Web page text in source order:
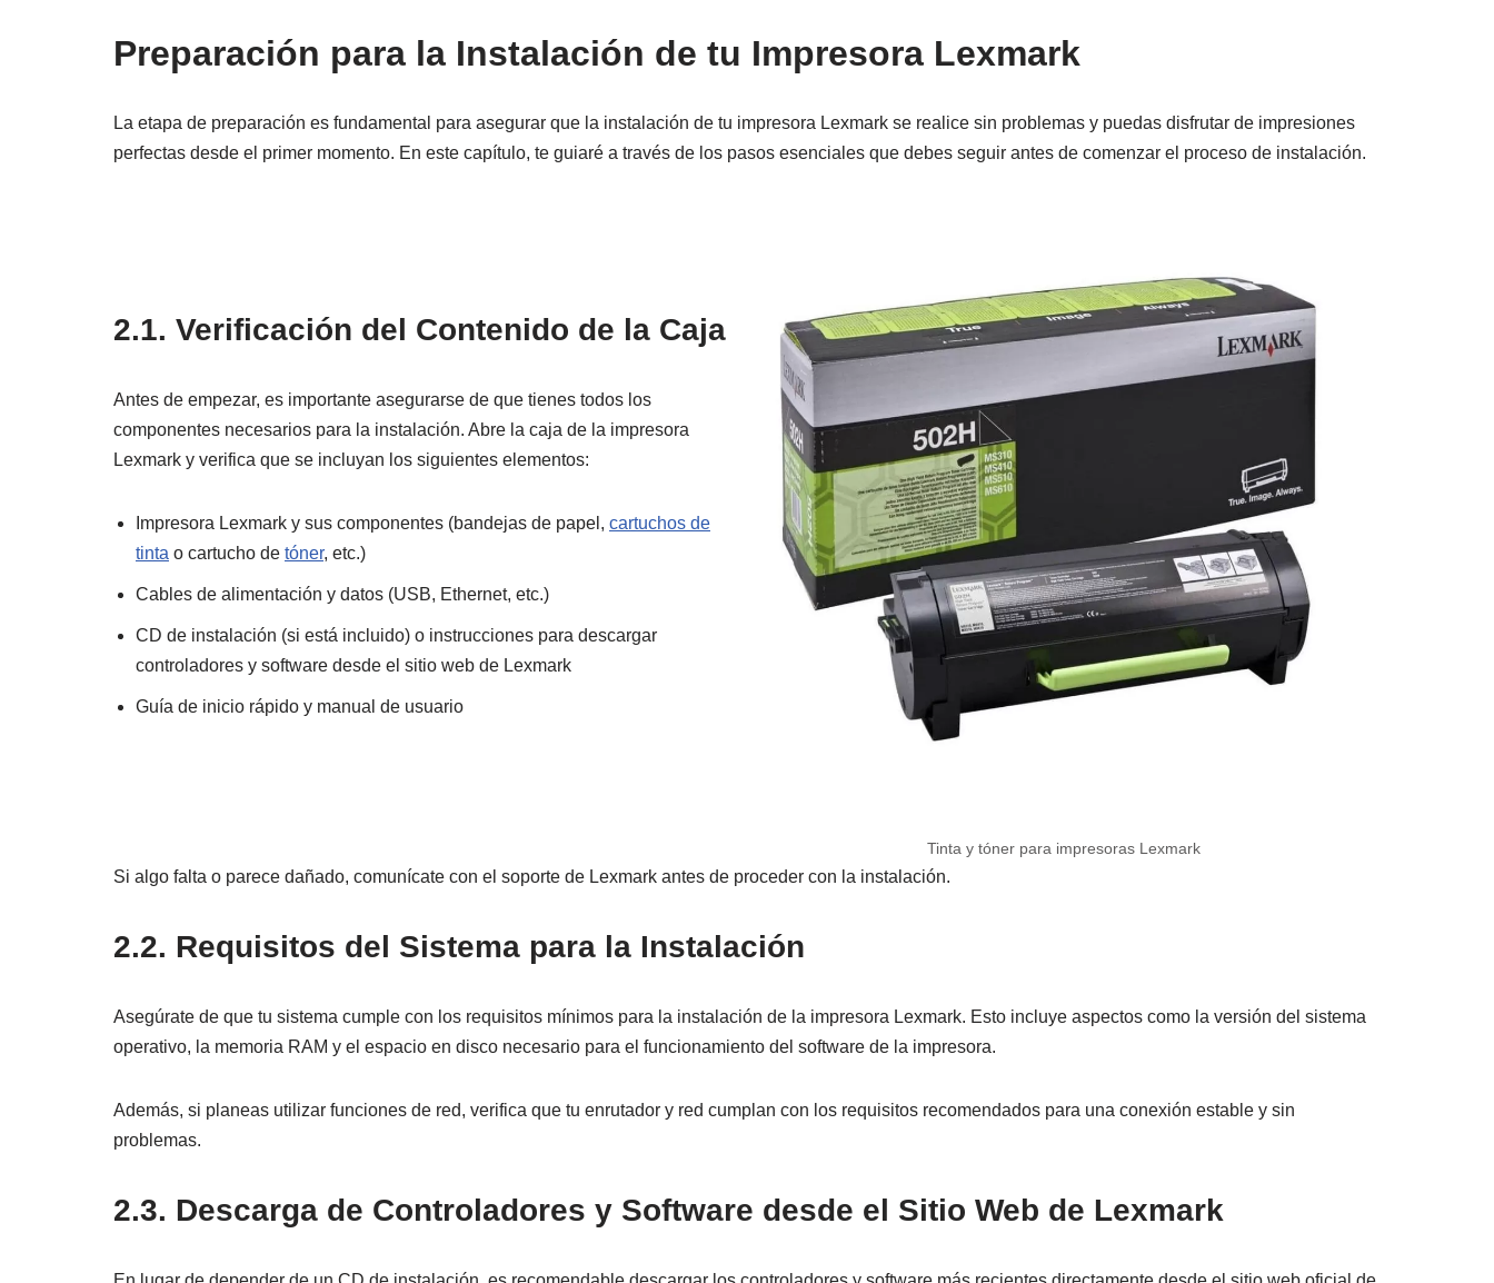
Preparación para la Instalación de tu Impresora Lexmark
La etapa de preparación es fundamental para asegurar que la instalación de tu impresora Lexmark se realice sin problemas y puedas disfrutar de impresiones
perfectas desde el primer momento. En este capítulo, te guiaré a través de los pasos esenciales que debes seguir antes de comenzar el proceso de instalación.
2.1. Verificación del Contenido de la Caja
Antes de empezar, es importante asegurarse de que tienes todos los
componentes necesarios para la instalación. Abre la caja de la impresora
Lexmark y verifica que se incluyan los siguientes elementos:
Impresora Lexmark y sus componentes (bandejas de papel, cartuchos de
tinta o cartucho de tóner, etc.)
Cables de alimentación y datos (USB, Ethernet, etc.)
CD de instalación (si está incluido) o instrucciones para descargar
controladores y software desde el sitio web de Lexmark
Guía de inicio rápido y manual de usuario
Tinta y tóner para impresoras Lexmark
Si algo falta o parece dañado, comunícate con el soporte de Lexmark antes de proceder con la instalación.
2.2. Requisitos del Sistema para la Instalación
Asegúrate de que tu sistema cumple con los requisitos mínimos para la instalación de la impresora Lexmark. Esto incluye aspectos como la versión del sistema
operativo, la memoria RAM y el espacio en disco necesario para el funcionamiento del software de la impresora.
Además, si planeas utilizar funciones de red, verifica que tu enrutador y red cumplan con los requisitos recomendados para una conexión estable y sin
problemas.
2.3. Descarga de Controladores y Software desde el Sitio Web de Lexmark